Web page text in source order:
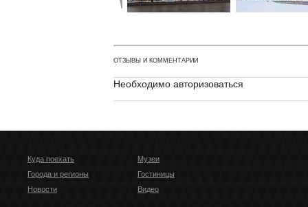
ОТЗЫВЫ И КОММЕНТАРИИ
Необходимо авторизоваться
Куда поехать
Города и регионы
Новости
Музеи
Гостиницы
Видео